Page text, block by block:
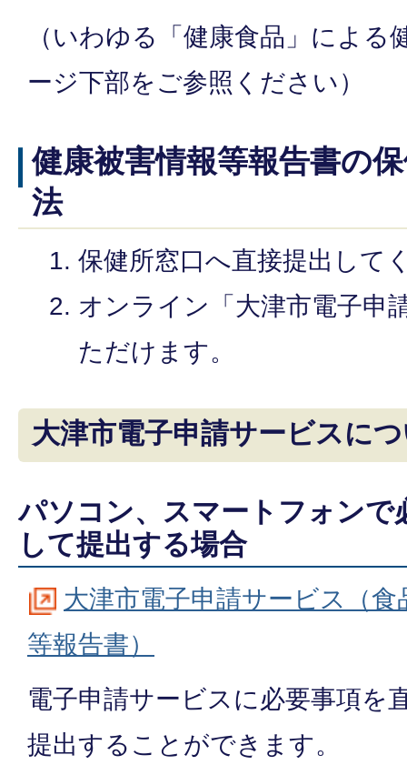
（いわゆる「健康食品」による
ージ下部をご参照ください）
健康被害情報等報告書の
法
保健所窓口へ直接提出して
オンライン「大津市電子申
ただけます。
大津市電子申請サービスに
パソコン、スマートフォンで
して提出する場合
大津市電子申請サービス（
等報告書）
電子申請サービスに必要事項を
提出することができます。